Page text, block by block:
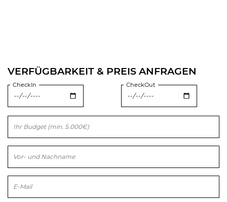
VERFÜGBARKEIT & PREIS ANFRAGEN
CheckIn CheckOut
Bitte lasse dieses Feld leer.